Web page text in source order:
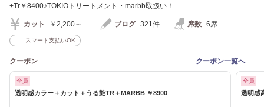
+Tr￥8400♪TOKIOトリートメント・marbb取扱い！
カット ￥2,200～ ブログ 321件 席数 6席
スマート支払いOK
クーポン クーポン一覧へ
全員
透明感カラー＋カット＋うる艶TR＋MARBB ￥8900
全員
透明感